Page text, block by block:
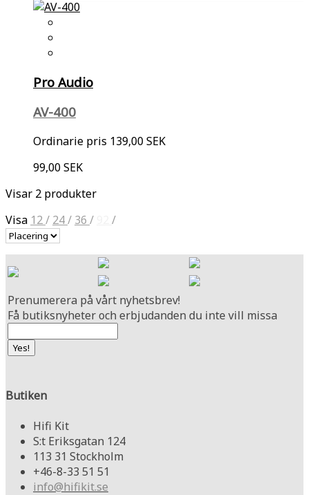
Pro Audio
AV-400
Ordinarie pris 139,00 SEK
99,00 SEK
Visar 2 produkter
Visa 12/ 24/ 36 / /
Prenumerera på vårt nyhetsbrev!
Få butiksnyheter och erbjudanden du inte vill missa
Butiken
Hifi Kit
S:t Eriksgatan 124
113 31 Stockholm
+46-8-33 51 51
info@hifikit.se